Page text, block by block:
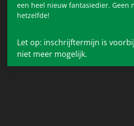
een heel nieuw fantasiedier. Geen
hetzelfde!
Let op: inschrijftermijn is
niet meer mogelijk.